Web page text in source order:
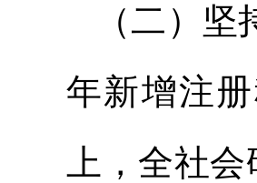
（二）
年新增注
上，全社